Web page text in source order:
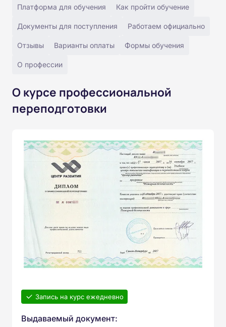
Платформа для обучения Как пройти обучение
Документы для поступления Работаем официально
Отзывы Варианты оплаты Формы обучения
О профессии
О курсе профессиональной
переподготовки
Запись на курс ежедневно
Выдаваемый документ: